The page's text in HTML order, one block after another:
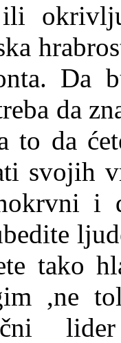
Da
da
to da
svojih
i
tako
,ne